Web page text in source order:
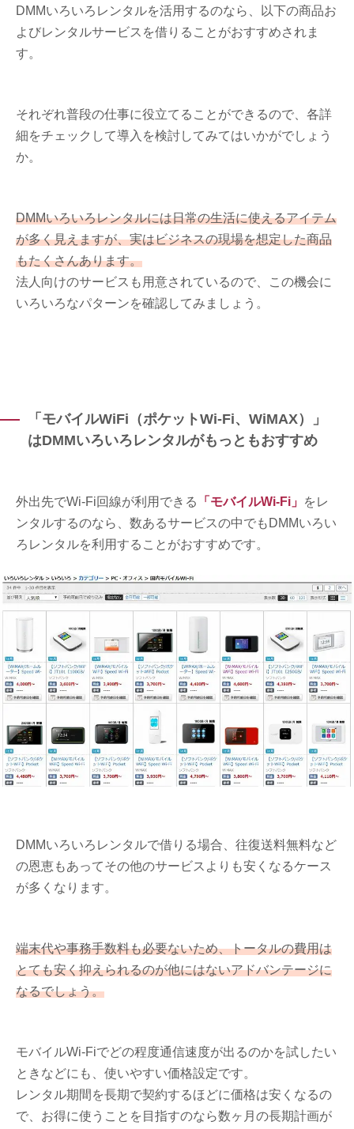
DMMいろいろレンタルを活用するのなら、以下の商品お
よびレンタルサービスを借りることがおすすめされま
す。
それぞれ普段の仕事に役立てることができるので、各詳
細をチェックして導入を検討してみてはいかがでしょう
か。
DMMいろいろレンタルには日常の生活に使えるアイテム
が多く見えますが、実はビジネスの現場を想定した商品
もたくさんあります。
法人向けのサービスも用意されているので、この機会に
いろいろなパターンを確認してみましょう。
「モバイルWiFi（ポケットWi-Fi、WiMAX）」
はDMMいろいろレンタルがもっともおすすめ
外出先でWi-Fi回線が利用できる 「モバイルWi-Fi」 をレ
ンタルするのなら、数あるサービスの中でもDMMいろい
ろレンタルを利用することがおすすめです。
DMMいろいろレンタルで借りる場合、往復送料無料など
の恩恵もあってその他のサービスよりも安くなるケース
が多くなります。
端末代や事務手数料も必要ないため、トータルの費用は
とても安く抑えられるのが他にはないアドバンテージに
なるでしょう。
モバイルWi-Fiでどの程度通信速度が出るのかを試したい
ときなどにも、使いやすい価格設定です。
レンタル期間を長期で契約するほどに価格は安くなるの
で、お得に使うことを目指すのなら数ヶ月の長期計画が